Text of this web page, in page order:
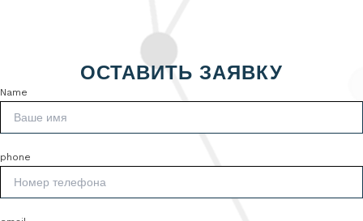
ОСТАВИТЬ ЗАЯВКУ
Name
phone